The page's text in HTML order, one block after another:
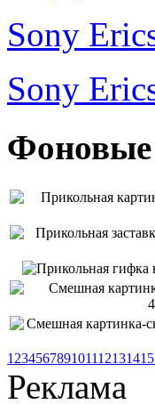
Sony
Sony
Фоновые
1 23456789101112131415
Реклама